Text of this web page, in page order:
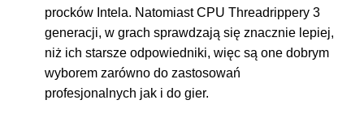
procków Intela. Natomiast CPU Threadrippery 3
generacji, w grach sprawdzają się znacznie lepiej,
niż ich starsze odpowiedniki, więc są one dobrym
wyborem zarówno do zastosowań
profesjonalnych jak i do gier.